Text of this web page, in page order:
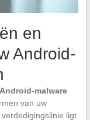
en
Android-
Android-malware
van uw
ligt